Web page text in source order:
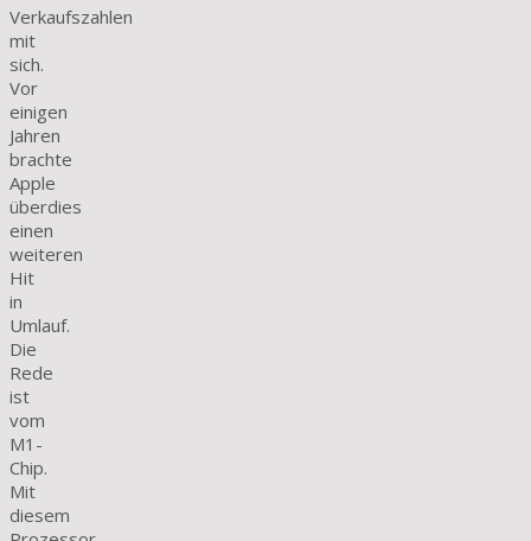
Verkaufszahlen
mit
sich.
Vor
einigen
Jahren
brachte
Apple
überdies
einen
weiteren
Hit
in
Umlauf.
Die
Rede
ist
vom
M1-
Chip.
Mit
diesem